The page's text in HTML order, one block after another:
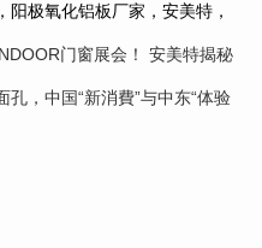
极氧化铝板厂家，安美特，
门窗展会！ 安美特揭秘
，中国“新消費”与中东“体验